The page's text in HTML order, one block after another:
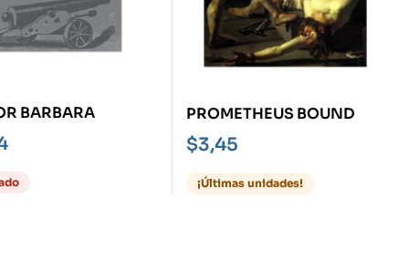
BARBARA PROMETHEUS BOUND
$3,45
¡Últimas unidades!